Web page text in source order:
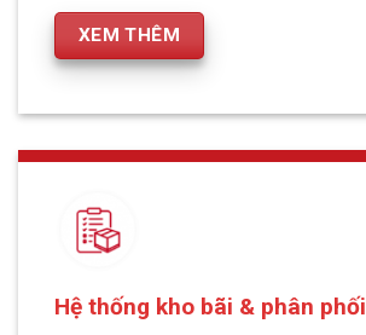
XEM THÊM
Hệ thống kho bãi & phân phối